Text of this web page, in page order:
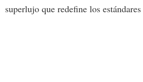
superlujo que redefine los